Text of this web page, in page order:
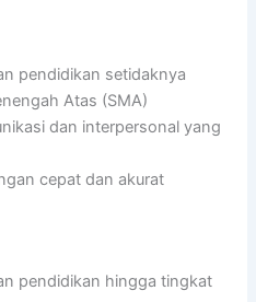
pendidikan setidaknya
Atas (SMA)
dan interpersonal yang
cepat dan akurat
pendidikan hingga tingkat